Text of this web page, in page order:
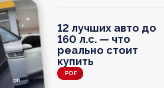
12 лучших авто до
160 л.с. — что
реально стоит
купить
.PDF